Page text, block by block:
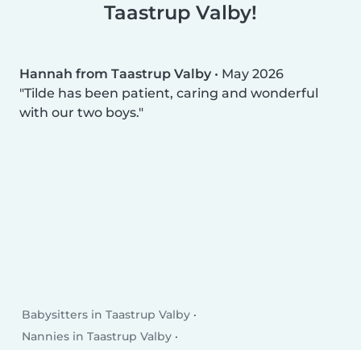
Taastrup Valby!
Hannah from Taastrup Valby • May 2026
Tilde has been patient, caring and wonderful
with our two boys.
Babysitters in Taastrup Valby
Nannies in Taastrup Valby